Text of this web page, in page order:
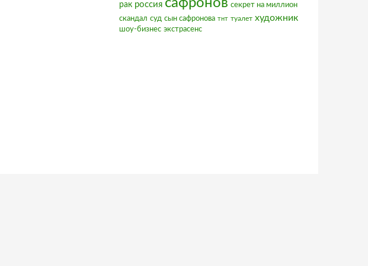
рак россия сафронов секрет на миллион
скандал суд сын сафронова тнт туалет художник
шоу-бизнес экстрасенс